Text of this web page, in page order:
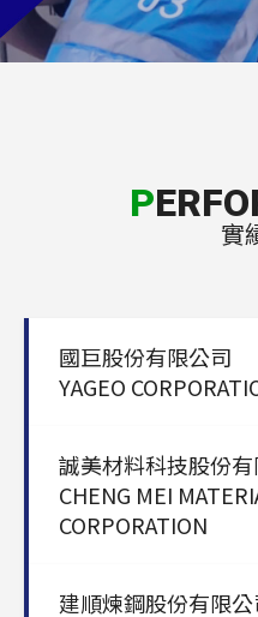
實
國巨股份有限公司
YAGEO
誠美材料科技股份
CHENG MEI
CORPORATION
建順煉鋼股份有限公